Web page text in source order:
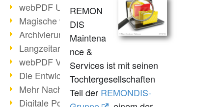
webPDF Update 9.0.0.2732
Magische webPDF Version 9
Archivierung: Aufbewahrungsfristen
Langzeitarchivierung mit PDF/A
webPDF Video - Behind the Scenes
Die Entwicklung von PDF/X
Mehr Nachhaltigkeit durch PDF
Digitale Post als PDF/A
REMON
DIS
Maintena
nce &
Services ist mit seinen
Tochtergesellschaften
Teil der REMONDIS-